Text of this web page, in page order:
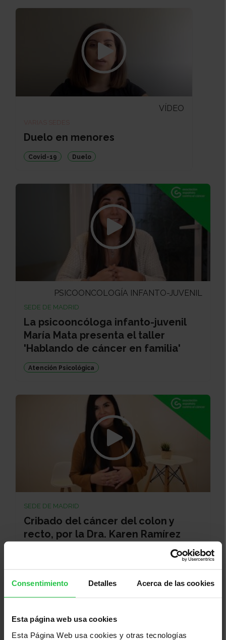
Consentimiento Detalles Acerca de las cookies
Esta página web usa cookies
Esta Página Web usa cookies y otras tecnologías
VÍDEO
Duelo en menores
Covid-19 Duelo
PSICOONCOLOGÍA INFANTO-JUVENIL
SEDE DE MADRID
La psicooncóloga infanto-juvenil
María Mata presenta el taller
'Hablando de cáncer en familia'
Atención Psicológica
SEDE DE MADRID
Cribado del cáncer del colon y
recto, por la Dra. Karen Ramírez